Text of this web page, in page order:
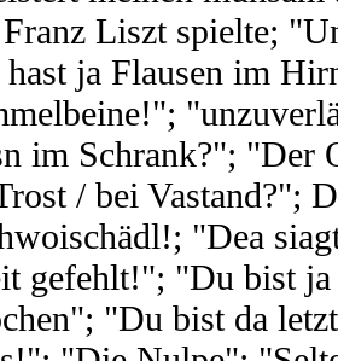
Liszt spielte;
ja Flausen im
im Schrank?"; "Der
/ bei Vastand?";
"Dea
gefehlt!"; "Du bist
"Du bist da